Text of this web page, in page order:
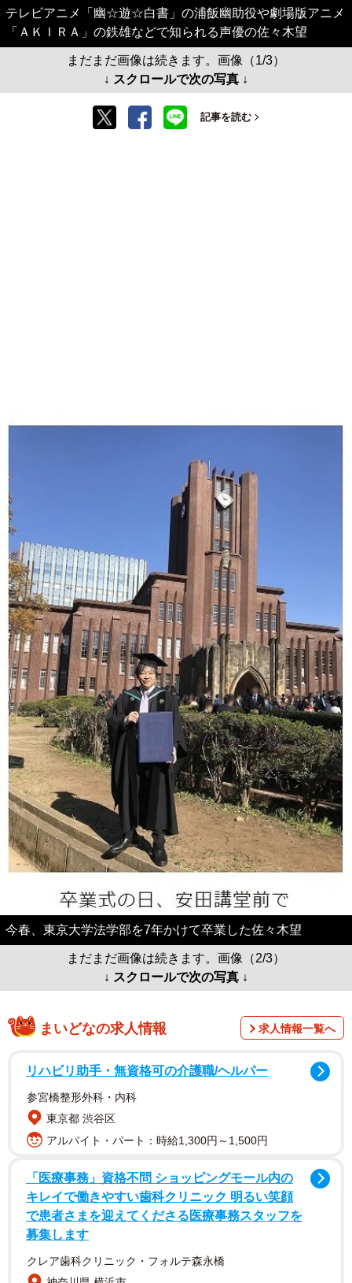
テレビアニメ「幽☆遊☆白書」の浦飯幽助役や劇場版アニメ
「ＡＫＩＲＡ」の鉄雄などで知られる声優の佐々木望
まだまだ画像は続きます。画像（1/3）
↓ スクロールで次の写真 ↓
記事を読む
今春、東京大学法学部を7年かけて卒業した佐々木望
まだまだ画像は続きます。画像（2/3）
↓ スクロールで次の写真 ↓
まいどなの求人情報 求人情報一覧へ
リハビリ助手・無資格可の介護職/ヘルパー
参宮橋整形外科・内科
東京都 渋谷区
アルバイト・パート：時給1,300円～1,500円
「医療事務」資格不問 ショッピングモール内の
キレイで働きやすい歯科クリニック 明るい笑顔
で患者さまを迎えてくださる医療事務スタッフを
募集します
クレア歯科クリニック・フォルテ森永橋